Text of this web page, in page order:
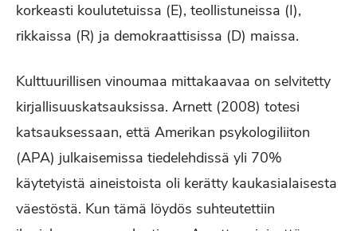
korkeasti koulutetuissa (E), teollistuneissa (I),
rikkaissa (R) ja demokraattisissa (D) maissa.
Kulttuurillisen vinoumaa mittakaavaa on selvitetty
kirjallisuuskatsauksissa. Arnett (2008) totesi
katsauksessaan, että Amerikan psykologiliiton
(APA) julkaisemissa tiedelehdissä yli 70%
käytetyistä aineistoista oli kerätty kaukasialaisesta
väestöstä. Kun tämä löydös suhteutettiin